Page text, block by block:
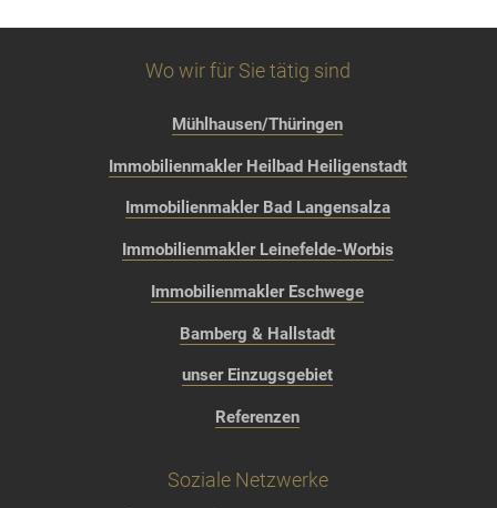
Wo wir für Sie tätig sind
Mühlhausen/Thüringen
Immobilienmakler Heilbad Heiligenstadt
Immobilienmakler Bad Langensalza
Immobilienmakler Leinefelde-Worbis
Immobilienmakler Eschwege
Bamberg & Hallstadt
unser Einzugsgebiet
Referenzen
Soziale Netzwerke